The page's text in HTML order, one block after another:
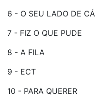
6 - O SEU LADO DE CÁ
7 - FIZ O QUE PUDE
8 - A FILA
9 - ECT
10 - PARA QUERER